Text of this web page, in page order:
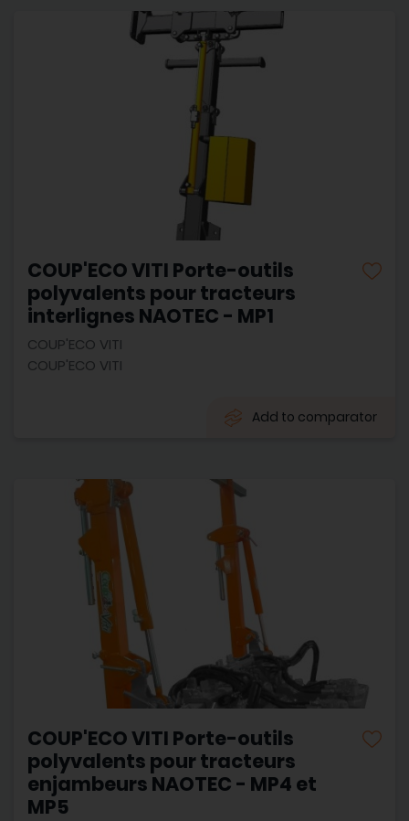
COUP'ECO VITI Porte-outils
polyvalents pour tracteurs
interlignes NAOTEC - MP1
COUP'ECO VITI
COUP'ECO VITI
Add to comparator
COUP'ECO VITI Porte-outils
polyvalents pour tracteurs
enjambeurs NAOTEC - MP4 et
MP5